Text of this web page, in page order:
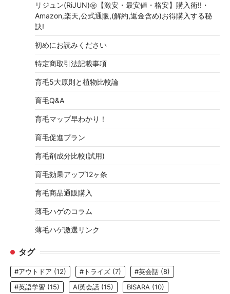
リジュン(RiJUN)㊙【激安・最安値・格安】購入術!!・
Amazon,楽天,公式通販,(解約,返金含め)お得購入する秘
訣!
初めにお読みください
特定商取引法記載事項
育毛5大原則と植物比較論
育毛Q&A
育毛マップ早わかり！
育毛促進プラン
育毛剤成分比較(試用)
育毛効果アップ12ヶ条
育毛商品通販購入
薄毛ハゲのコラム
薄毛ハゲ激選リンク
タグ
#アウトドア (12) #トライズ (7) #英会話 (8)
#英語学習 (15) AI英会話 (15) BISARA (10)